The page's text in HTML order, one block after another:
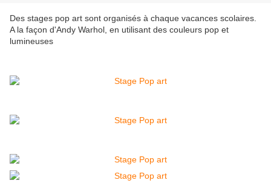
Des stages pop art sont organisés à chaque vacances scolaires.
A la façon d'Andy Warhol, en utilisant des couleurs pop et
lumineuses